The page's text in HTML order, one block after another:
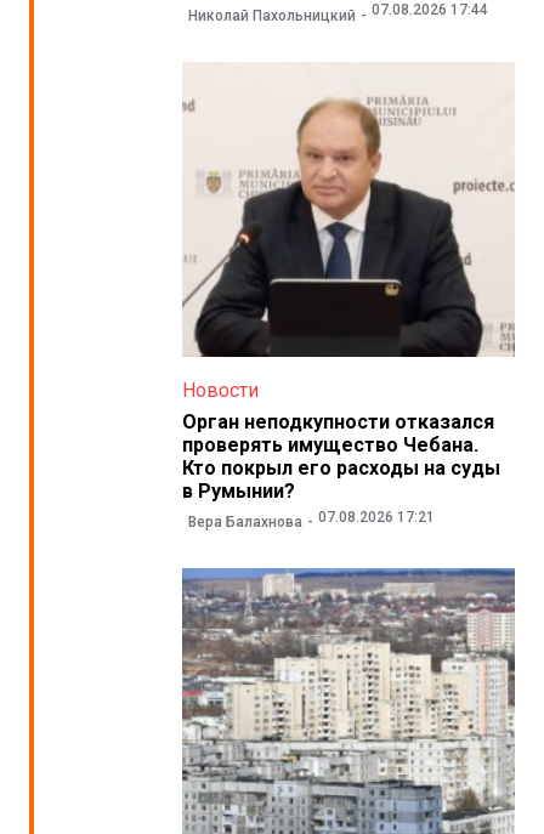
Николай Пахольницкий 07.08.2026 17:44
Новости
Орган неподкупности отказался
проверять имущество Чебана.
Кто покрыл его расходы на суды
в Румынии?
Вера Балахнова 07.08.2026 17:21